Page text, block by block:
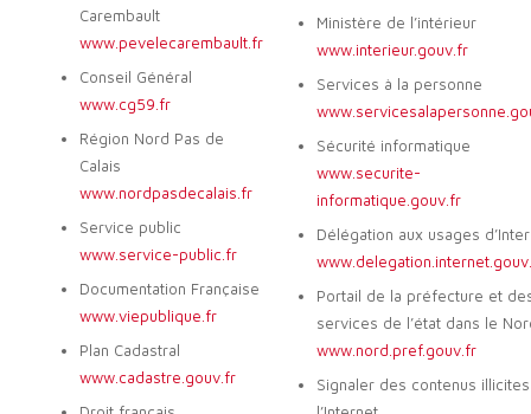
Carembault
www.pevelecarembault.fr
Conseil Général
www.cg59.fr
Région Nord Pas de
Calais
www.nordpasdecalais.fr
Service public
www.service-public.fr
Documentation Française
www.viepublique.fr
Plan Cadastral
www.cadastre.gouv.fr
Ministère de l’intérieur
www.interieur.gouv.fr
Services à la personne
Sécurité informatique
www.securite-
informatique.gouv.fr
Délégation aux usages
Portail de la préfecture et
services de l’état dans le
www.nord.pref.gouv.fr
Signaler des contenus